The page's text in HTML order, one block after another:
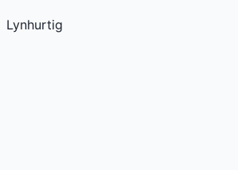
Lynhurtig